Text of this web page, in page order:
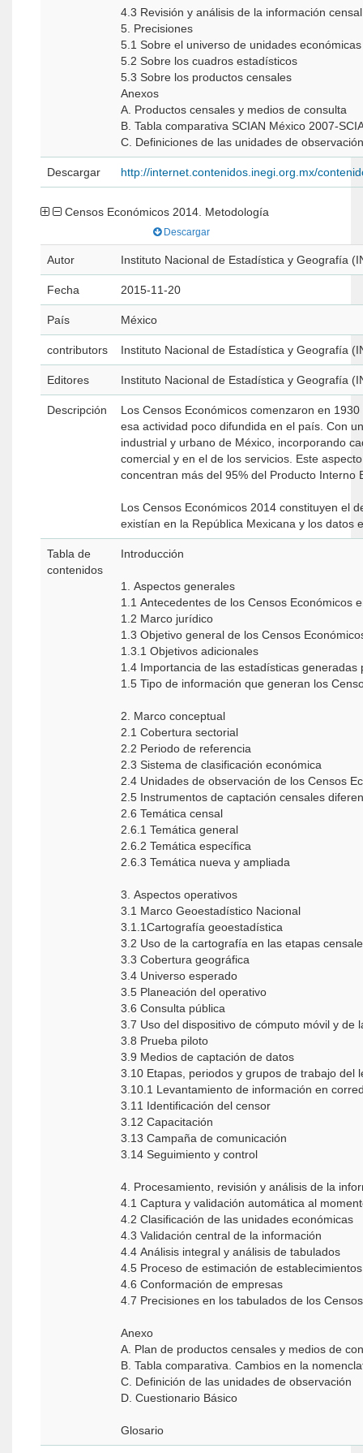
4.3 Revisión y análisis de la información censal
5. Precisiones
5.1 Sobre el universo de unidades económicas
5.2 Sobre los cuadros estadísticos
5.3 Sobre los productos censales
Anexos
A. Productos censales y medios de consulta
B. Tabla comparativa SCIAN México 2007-
C. Definiciones de las unidades de observación
Descargar http://internet.contenidos.inegi.org.mx/
Censos Económicos 2014. Metodología
Descargar
Autor Instituto Nacional de Estadística y Geografía
Fecha 2015-11-20
País México
contributors Instituto Nacional de Estadística y Geografía
Editores Instituto Nacional de Estadística y Geografía
Descripción
Los Censos Económicos comenzaron en
esa actividad poco difundida en el país. Con
industrial y urbano de México, incorporando
comercial y en el de los servicios. Este
concentran más del 95% del Producto Interno
Los Censos Económicos 2014 constituyen el
existían en la República Mexicana y los datos
Tabla de
contenidos
Introducción
1. Aspectos generales
1.1 Antecedentes de los Censos Económicos
1.2 Marco jurídico
1.3 Objetivo general de los Censos
1.3.1 Objetivos adicionales
1.4 Importancia de las estadísticas
1.5 Tipo de información que generan los
2. Marco conceptual
2.1 Cobertura sectorial
2.2 Periodo de referencia
2.3 Sistema de clasificación económica
2.4 Unidades de observación de los Censos
2.5 Instrumentos de captación censales
2.6 Temática censal
2.6.1 Temática general
2.6.2 Temática específica
2.6.3 Temática nueva y ampliada
3. Aspectos operativos
3.1 Marco Geoestadístico Nacional
3.1.1Cartografía geoestadística
3.2 Uso de la cartografía en las etapas
3.3 Cobertura geográfica
3.4 Universo esperado
3.5 Planeación del operativo
3.6 Consulta pública
3.7 Uso del dispositivo de cómputo móvil y de
3.8 Prueba piloto
3.9 Medios de captación de datos
3.10 Etapas, periodos y grupos de trabajo del
3.10.1 Levantamiento de información en
3.11 Identificación del censor
3.12 Capacitación
3.13 Campaña de comunicación
3.14 Seguimiento y control
4. Procesamiento, revisión y análisis de la
4.1 Captura y validación automática al
4.2 Clasificación de las unidades económicas
4.3 Validación central de la información
4.4 Análisis integral y análisis de tabulados
4.5 Proceso de estimación de
4.6 Conformación de empresas
4.7 Precisiones en los tabulados de los
Anexo
A. Plan de productos censales y medios de
B. Tabla comparativa. Cambios en la
C. Definición de las unidades de observación
D. Cuestionario Básico
Glosario